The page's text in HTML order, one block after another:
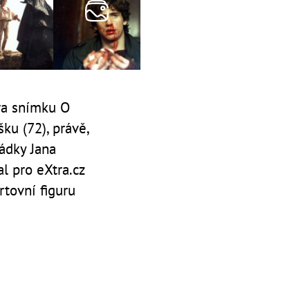
snímku O
(72), právě,
Jana
pro eXtra.cz
figuru